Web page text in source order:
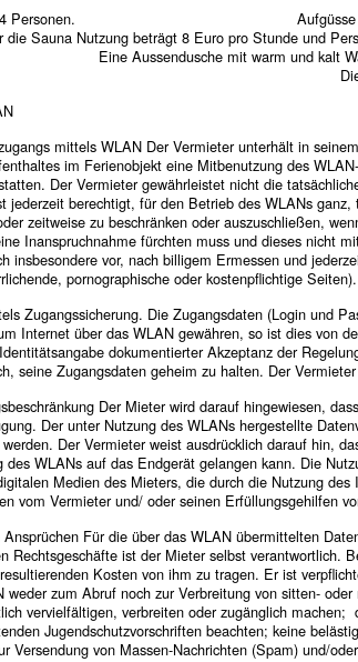
bis zu 4 Personen. Aufgüsse sind
beträgt 8 Euro pro Stunde und
Aussendusche mit warm und kalt
in Betrieb. Die Benutzung
mittels WLAN Der Vermieter unterhält in
im Ferienobjekt eine Mitbenutzung des
Der Vermieter gewährleistet nicht die
jederzeit berechtigt, für den Betrieb des WLANs
zeitweise zu beschränken oder auszuschließen,
Inanspruchnahme fürchten muss und dieses nicht
insbesondere vor, nach billigem Ermessen und
pornographische oder kostenpflichtige Seiten).
Zugangssicherung. Die Zugangsdaten (Login und
Internet über das WLAN gewähren, so ist dies von
dokumentierter Akzeptanz der
seine Zugangsdaten geheim zu halten. Der
Der Mieter wird darauf hingewiesen,
Der unter Nutzung des WLANs hergestellte
Der Vermieter weist ausdrücklich darauf hin,
WLANs auf das Endgerät gelangen kann. Die
Medien des Mieters, die durch die Nutzung
vom Vermieter und/ oder seinen Erfüllungsgehilfen
Für die über das WLAN übermittelten
Rechtsgeschäfte ist der Mieter selbst verantwortlich.
Kosten von ihm zu tragen. Er ist
zum Abruf noch zur Verbreitung von sitten-
vervielfältigen, verbreiten oder zugänglich
Jugendschutzvorschriften beachten; keine
Versendung von Massen-Nachrichten (Spam) und/